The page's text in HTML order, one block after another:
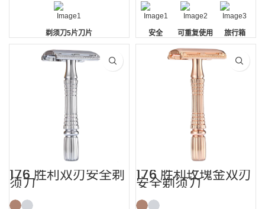
剃须刀5片刀片 安全
可重复使用
的剃须刀刀
片
旅行箱
176 胜利双刃安全剃
须刀 176 胜利玫瑰金双刃
安全剃须刀